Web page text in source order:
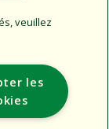
veuillez
les